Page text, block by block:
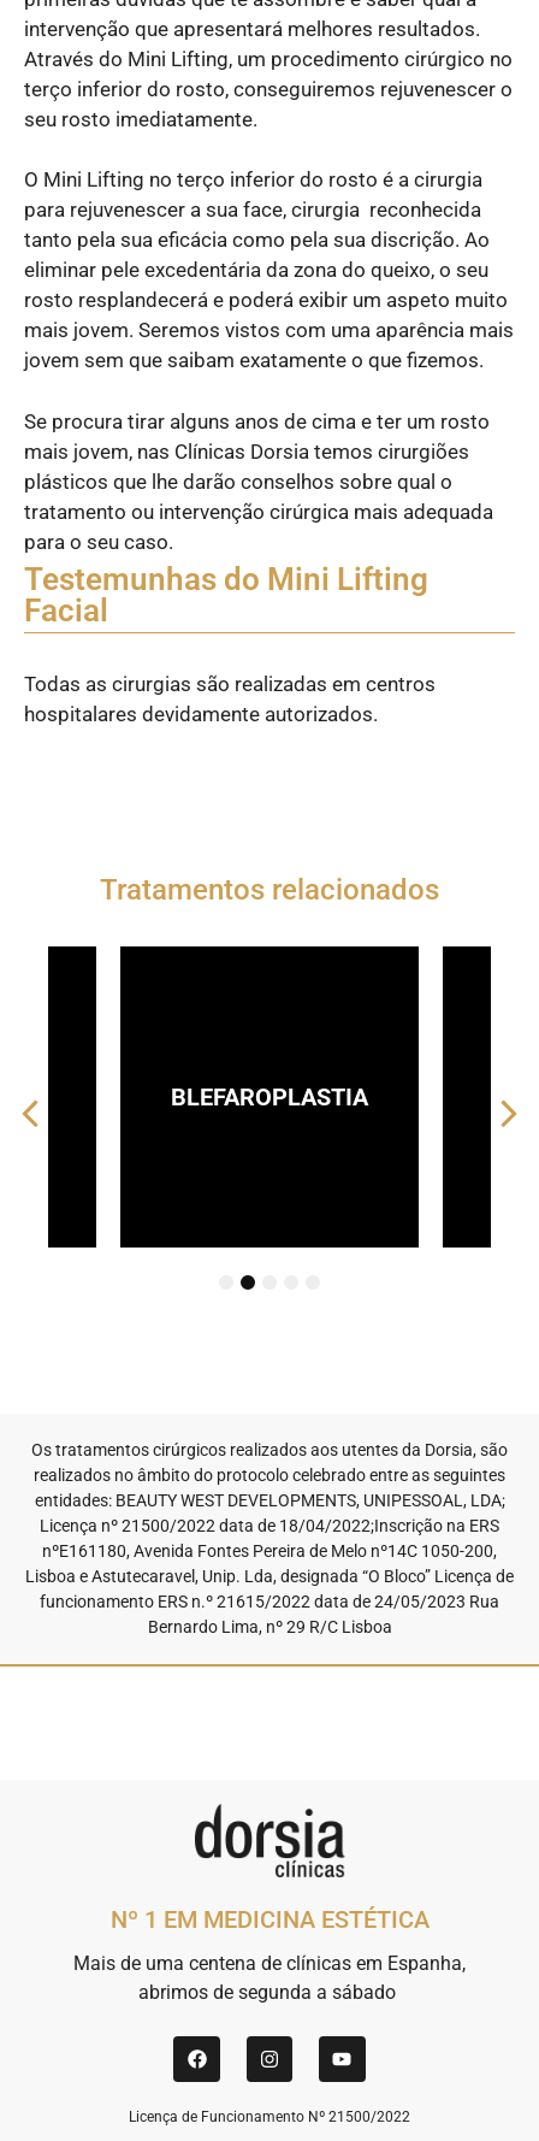
intervenção que apresentará melhores resultados.
Através do Mini Lifting, um procedimento cirúrgico no
terço inferior do rosto, conseguiremos rejuvenescer o
seu rosto imediatamente.
O Mini Lifting no terço inferior do rosto é a cirurgia
para rejuvenescer a sua face, cirurgia reconhecida
tanto pela sua eficácia como pela sua discrição. Ao
eliminar pele excedentária da zona do queixo, o seu
rosto resplandecerá e poderá exibir um aspeto muito
mais jovem. Seremos vistos com uma aparência mais
jovem sem que saibam exatamente o que fizemos.
Se procura tirar alguns anos de cima e ter um rosto
mais jovem, nas Clínicas Dorsia temos cirurgiões
plásticos que lhe darão conselhos sobre qual o
tratamento ou intervenção cirúrgica mais adequada
para o seu caso.
Testemunhas do Mini Lifting
Facial
Todas as cirurgias são realizadas em centros
hospitalares devidamente autorizados.
Tratamentos relacionados
BLEFAROPLASTIA
5
Os tratamentos cirúrgicos realizados aos utentes da Dorsia, são
realizados no âmbito do protocolo celebrado entre as seguintes
entidades: BEAUTY WEST DEVELOPMENTS, UNIPESSOAL, LDA;
Licença nº 21500/2022 data de 18/04/2022;Inscrição na ERS
nºE161180, Avenida Fontes Pereira de Melo nº14C 1050-200,
Lisboa e Astutecaravel, Unip. Lda, designada “O Bloco” Licença de
funcionamento ERS n.º 21615/2022 data de 24/05/2023 Rua
Bernardo Lima, nº 29 R/C Lisboa
Nº 1 EM MEDICINA ESTÉTICA
Mais de uma centena de clínicas em Espanha,
abrimos de segunda a sábado
Licença de Funcionamento Nº 21500/2022